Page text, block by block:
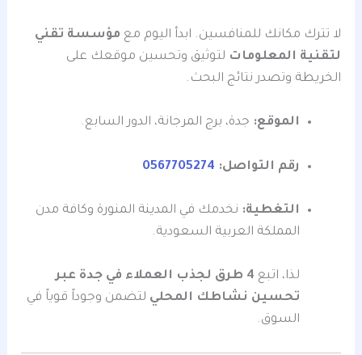
لا تترك مكانك للمنافسين. ابدأ اليوم مع مؤسسة تقني
لتقنية المعلومات لتوثيق وتحسين موقعك على
الخريطة وتصدر نتائج البحث.
الموقع: جدة، برج المرجانة، الدور السابع.
رقم التواصل: 0567705274
التغطية: نخدمك في المدينة المنورة وكافة مدن
المملكة العربية السعودية.
لذا، اتبع
4 طرق لجذب العملاء في جدة عبر
تحسين نشاطك المحلي لتضمن وجوداً قوياً في
السوق.